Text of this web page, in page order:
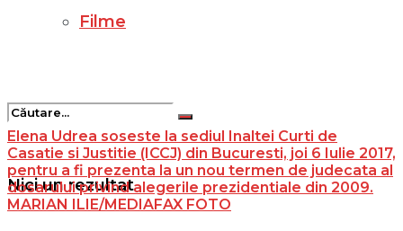
Filme
Nici un rezultat
Elena Udrea soseste la sediul Inaltei Curti de
Casatie si Justitie (ICCJ) din Bucuresti, joi 6 Iulie 2017,
pentru a fi prezenta la un nou termen de judecata al
dosarului privind alegerile prezidentiale din 2009.
MARIAN ILIE/MEDIAFAX FOTO